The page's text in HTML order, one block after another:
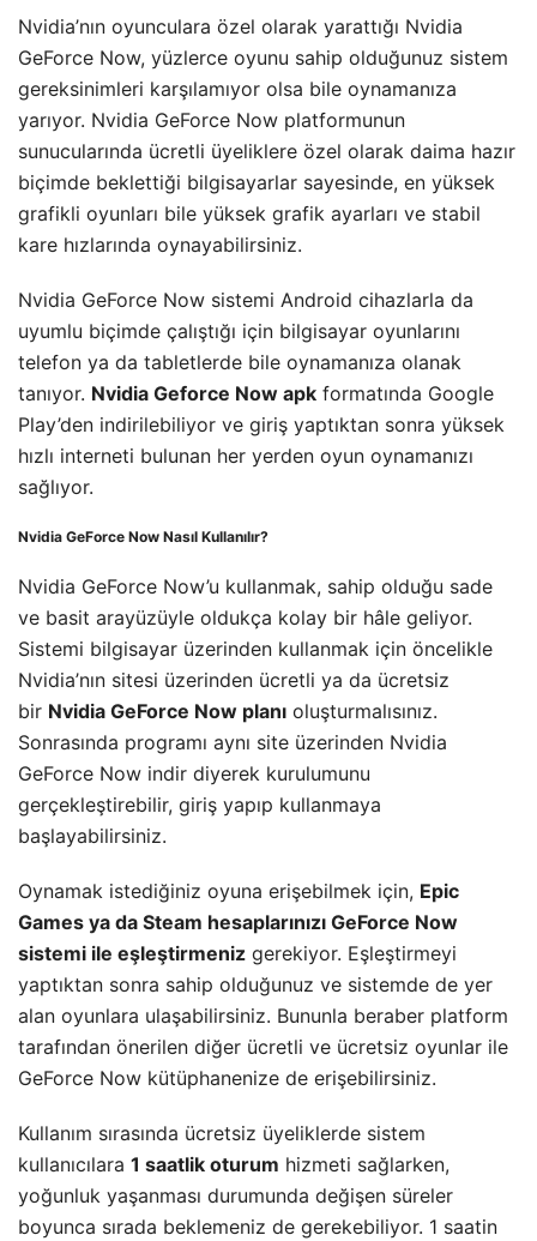
Nvidia’nın oyunculara özel olarak yarattığı Nvidia
GeForce Now, yüzlerce oyunu sahip olduğunuz sistem
gereksinimleri karşılamıyor olsa bile oynamanıza
yarıyor. Nvidia GeForce Now platformunun
sunucularında ücretli üyeliklere özel olarak daima hazır
biçimde beklettiği bilgisayarlar sayesinde, en yüksek
grafikli oyunları bile yüksek grafik ayarları ve stabil
kare hızlarında oynayabilirsiniz.
Nvidia GeForce Now sistemi Android cihazlarla da
uyumlu biçimde çalıştığı için bilgisayar oyunlarını
telefon ya da tabletlerde bile oynamanıza olanak
tanıyor. Nvidia Geforce Now apk formatında Google
Play’den indirilebiliyor ve giriş yaptıktan sonra yüksek
hızlı interneti bulunan her yerden oyun oynamanızı
sağlıyor.
Nvidia GeForce Now Nasıl Kullanılır?
Nvidia GeForce Now’u kullanmak, sahip olduğu sade
ve basit arayüzüyle oldukça kolay bir hâle geliyor.
Sistemi bilgisayar üzerinden kullanmak için öncelikle
Nvidia’nın sitesi üzerinden ücretli ya da ücretsiz
bir Nvidia GeForce Now planı oluşturmalısınız.
Sonrasında programı aynı site üzerinden Nvidia
GeForce Now indir diyerek kurulumunu
gerçekleştirebilir, giriş yapıp kullanmaya
başlayabilirsiniz.
Oynamak istediğiniz oyuna erişebilmek için, Epic
Games ya da Steam hesaplarınızı GeForce Now
sistemi ile eşleştirmeniz gerekiyor. Eşleştirmeyi
yaptıktan sonra sahip olduğunuz ve sistemde de yer
alan oyunlara ulaşabilirsiniz. Bununla beraber platform
tarafından önerilen diğer ücretli ve ücretsiz oyunlar ile
GeForce Now kütüphanenize de erişebilirsiniz.
Kullanım sırasında ücretsiz üyeliklerde sistem
kullanıcılara 1 saatlik oturum hizmeti sağlarken,
yoğunluk yaşanması durumunda değişen süreler
boyunca sırada beklemeniz de gerekebiliyor. 1 saatin